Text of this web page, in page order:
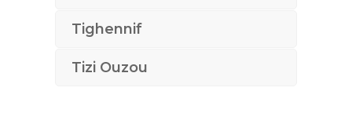
Tighennif
Tizi Ouzou